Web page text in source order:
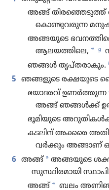
അങ്ങ്‌
കൊണ്ടു​വ​രുന്ന
അങ്ങയുടെ
ആലയത്തി​ലെ, * g
ഞങ്ങൾ തൃപ്‌ത​രാ​കും.
5 ഞങ്ങളുടെ രക്ഷയുടെ
ഭയാദരവ്‌ ഉണർത്തുന്ന
അങ്ങ്‌ ഞങ്ങൾക്ക്‌
ഭൂമി​യു​ടെ
കടലിന്‌ അക്കരെ
വർക്കും അങ്ങാണ്‌
6 അങ്ങ്‌ * അങ്ങയുടെ
സുസ്ഥി​ര​മാ​യി
അങ്ങ്‌ * ബലം